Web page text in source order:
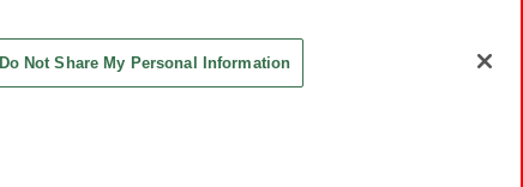
Do Not Share My Personal Information